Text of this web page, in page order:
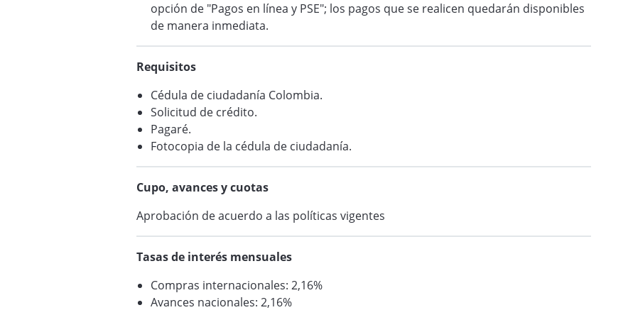
opción de "Pagos en línea y PSE"; los pagos que se realicen quedarán disponibles
de manera inmediata.
Requisitos
Cédula de ciudadanía Colombia.
Solicitud de crédito.
Pagaré.
Fotocopia de la cédula de ciudadanía.
Cupo, avances y cuotas
Aprobación de acuerdo a las políticas vigentes
Tasas de interés mensuales
Compras internacionales: 2,16%
Avances nacionales: 2,16%